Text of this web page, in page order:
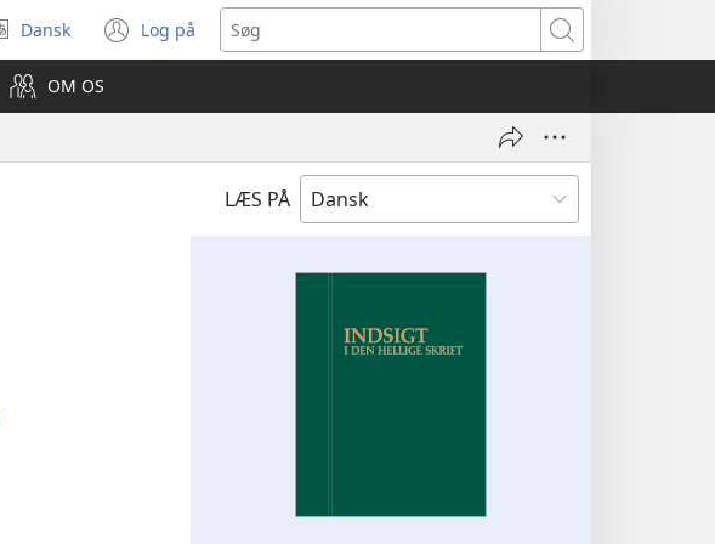
Vælg
sprog
Dansk Log på
(åbner
nyt
Søg
OM OS
LÆS PÅ